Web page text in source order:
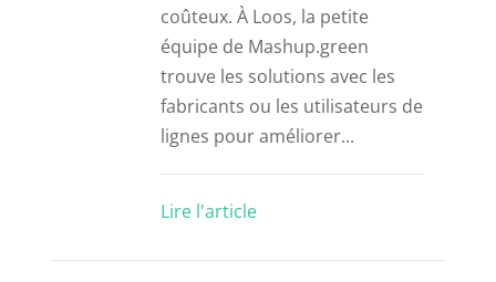
coûteux. À Loos, la petite
équipe de Mashup.green
trouve les solutions avec les
fabricants ou les utilisateurs de
lignes pour améliorer...
Lire l'article